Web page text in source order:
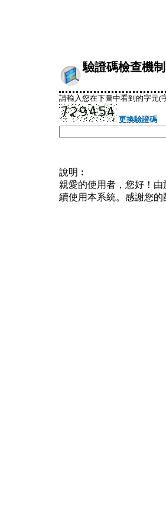
驗證碼檢查機制
請輸入您在下圖中看到的字元(
更換驗證碼
說明︰
親愛的使用者，您好！
續使用本系統。感謝您的